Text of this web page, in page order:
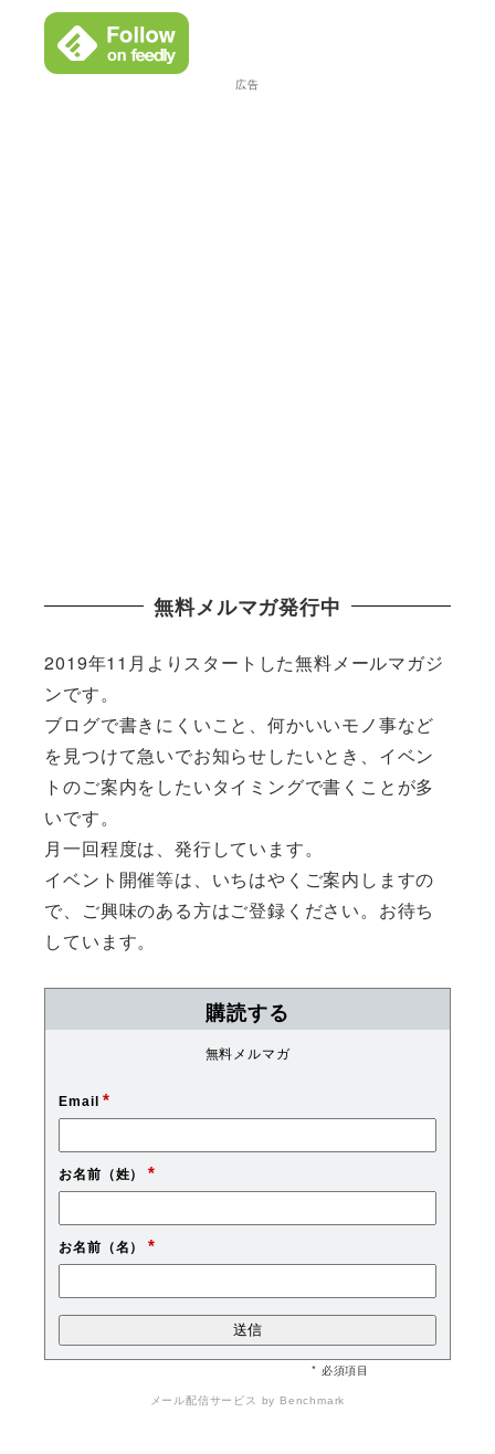
イ
ブ
広告
無料メルマガ発行中
2019年11月よりスタートした無料メールマガジ
ンです。
ブログで書きにくいこと、何かいいモノ事など
を見つけて急いでお知らせしたいとき、イベン
トのご案内をしたいタイミングで書くことが多
いです。
月一回程度は、発行しています。
イベント開催等は、いちはやくご案内しますの
で、ご興味のある方はご登録ください。お待ち
しています。
購読する
無料メルマガ
Email*
お名前（姓） *
お名前（名） *
* 必須項目
メール配信サービス by Benchmark